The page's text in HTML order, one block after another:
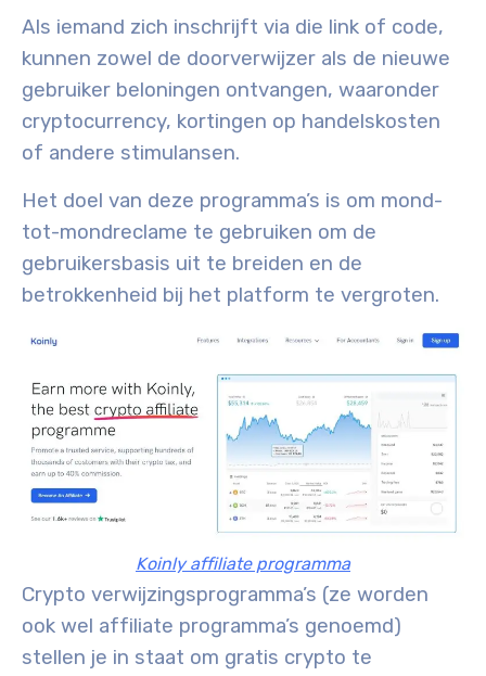
Als iemand zich inschrijft via die link of code,
kunnen zowel de doorverwijzer als de nieuwe
gebruiker beloningen ontvangen, waaronder
cryptocurrency, kortingen op handelskosten
of andere stimulansen.
Het doel van deze programma’s is om mond-
tot-mondreclame te gebruiken om de
gebruikersbasis uit te breiden en de
betrokkenheid bij het platform te vergroten.
Koinly affiliate programma
Crypto verwijzingsprogramma’s (ze worden
ook wel affiliate programma’s genoemd)
stellen je in staat om gratis crypto te